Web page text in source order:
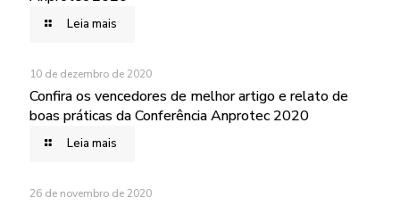
Leia mais
10 de dezembro de 2020
Confira os vencedores de melhor artigo e relato de
boas práticas da Conferência Anprotec 2020
Leia mais
26 de novembro de 2020